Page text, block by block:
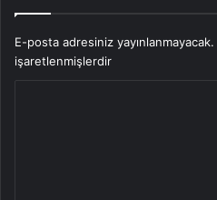
E-posta adresiniz yayınlanmayacak.
işaretlenmişlerdir